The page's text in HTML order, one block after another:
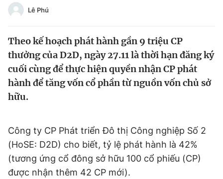
Video Magazine
Sản phẩm khác
Thông tin tòa soạn Liên hệ quảng cáo
Đăng xuất
Lê Phú
Theo kế hoạch phát hành gần 9 triệu CP
thưởng của D2D, ngày 27.11 là thời hạn đăng ký
cuối cùng để thực hiện quyền nhận CP phát
hành để tăng vốn cổ phần từ nguồn vốn chủ sở
hữu.
Công ty CP Phát triển Đô thị Công nghiệp Số 2
(HoSE: D2D) cho biết, tỷ lệ phát hành là 42%
(tương ứng cổ đông sở hữu 100 cổ phiếu (CP)
được nhận thêm 42 CP mới).